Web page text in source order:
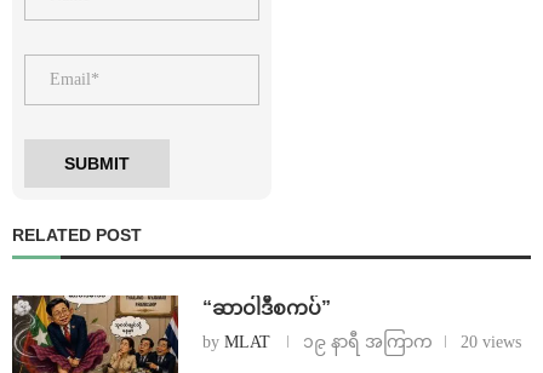
RELATED POST
“ဆာဝါဒီစကပ်”
by MLAT ၁၉ နာရီ အကြာက 20 views